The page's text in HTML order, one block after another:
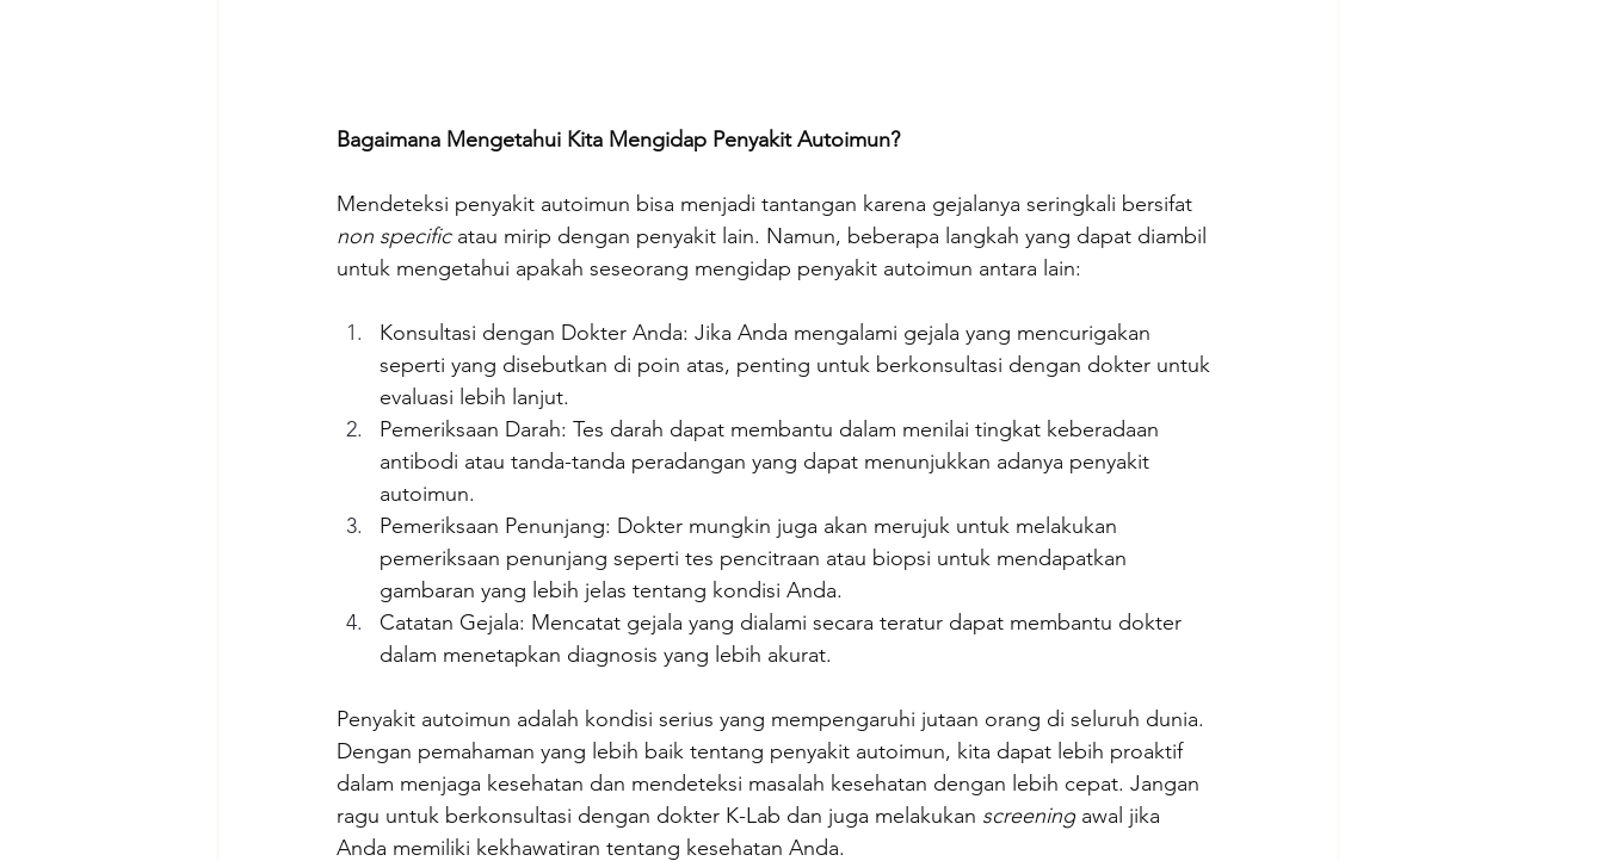
Bagaimana Mengetahui Kita Mengidap Penyakit Autoimun?
Mendeteksi penyakit autoimun bisa menjadi tantangan karena gejalanya seringkali bersifat
non specific atau mirip dengan penyakit lain. Namun, beberapa langkah yang dapat diambil
untuk mengetahui apakah seseorang mengidap penyakit autoimun antara lain:
Konsultasi dengan Dokter Anda: Jika Anda mengalami gejala yang mencurigakan
seperti yang disebutkan di poin atas, penting untuk berkonsultasi dengan dokter untuk
evaluasi lebih lanjut.
Pemeriksaan Darah: Tes darah dapat membantu dalam menilai tingkat keberadaan
antibodi atau tanda-tanda peradangan yang dapat menunjukkan adanya penyakit
autoimun.
Pemeriksaan Penunjang: Dokter mungkin juga akan merujuk untuk melakukan
pemeriksaan penunjang seperti tes pencitraan atau biopsi untuk mendapatkan
gambaran yang lebih jelas tentang kondisi Anda.
Catatan Gejala: Mencatat gejala yang dialami secara teratur dapat membantu dokter
dalam menetapkan diagnosis yang lebih akurat.
Penyakit autoimun adalah kondisi serius yang mempengaruhi jutaan orang di seluruh dunia.
Dengan pemahaman yang lebih baik tentang penyakit autoimun, kita dapat lebih proaktif
dalam menjaga kesehatan dan mendeteksi masalah kesehatan dengan lebih cepat. Jangan
ragu untuk berkonsultasi dengan dokter K-Lab dan juga melakukan screening awal jika
Anda memiliki kekhawatiran tentang kesehatan Anda.